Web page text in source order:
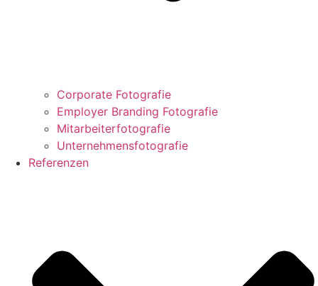
Corporate Fotografie
Employer Branding Fotografie
Mitarbeiterfotografie
Unternehmensfotografie
Referenzen